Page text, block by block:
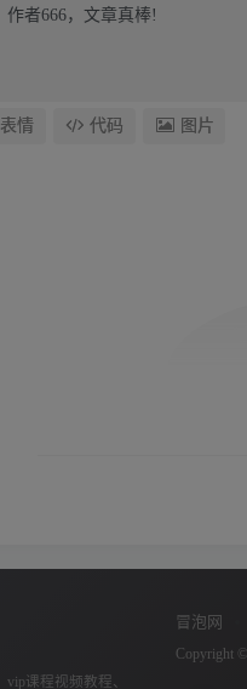
表情 代码 图片
课程视频教程、
冒泡网
Copyright ©